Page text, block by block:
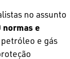
no assunto
normas e
e gás